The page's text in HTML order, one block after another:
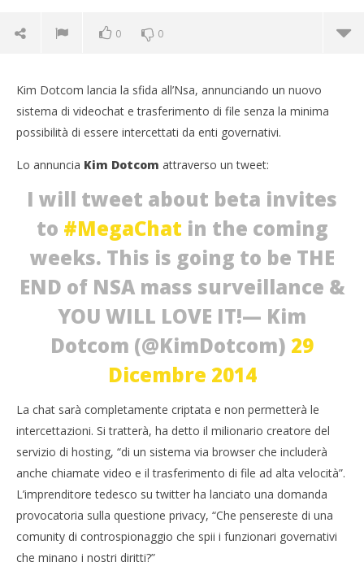
0 0
NOW VIEWING
Kim Dotcom sfida l’Nsa, chat anti intercettazioni
01/01/2015
Redazione
Kim Dotcom lancia la sfida all’Nsa, annunciando un nuovo
sistema di videochat e trasferimento di file senza la minima
possibilità di essere intercettati da enti governativi.
Lo annuncia Kim Dotcom attraverso un tweet:
I will tweet about beta invites
to #MegaChat in the coming
weeks. This is going to be THE
END of NSA mass surveillance &
YOU WILL LOVE IT!— Kim
Dotcom (@KimDotcom) 29
Dicembre 2014
La chat sarà completamente criptata e non permetterà le
intercettazioni. Si tratterà, ha detto il milionario creatore del
servizio di hosting, “di un sistema via browser che includerà
anche chiamate video e il trasferimento di file ad alta velocità”.
L’imprenditore tedesco su twitter ha lanciato una domanda
provocatoria sulla questione privacy, “Che pensereste di una
comunity di controspionaggio che spii i funzionari governativi
che minano i nostri diritti?”